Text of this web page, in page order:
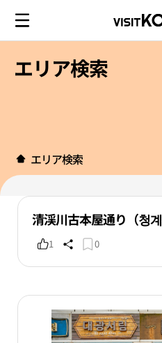
エリア検索
エリア検索
清渓川古本屋通り（청
1 0